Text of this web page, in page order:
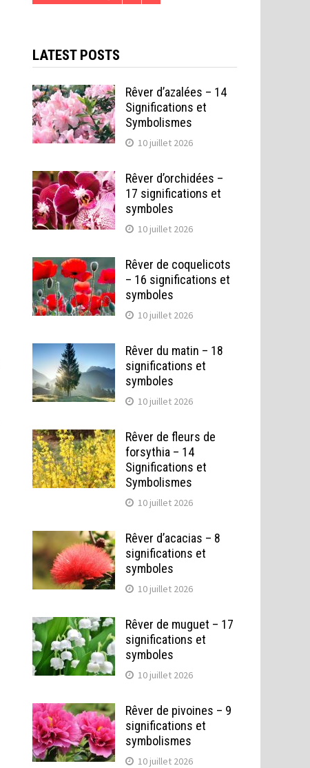
LATEST POSTS
Rêver d’azalées – 14
Significations et
Symbolismes
10 juillet 2026
Rêver d’orchidées –
17 significations et
symboles
10 juillet 2026
Rêver de coquelicots
– 16 significations et
symboles
10 juillet 2026
Rêver du matin – 18
significations et
symboles
10 juillet 2026
Rêver de fleurs de
forsythia – 14
Significations et
Symbolismes
10 juillet 2026
Rêver d’acacias – 8
significations et
symboles
10 juillet 2026
Rêver de muguet – 17
significations et
symboles
10 juillet 2026
Rêver de pivoines – 9
significations et
symbolismes
10 juillet 2026